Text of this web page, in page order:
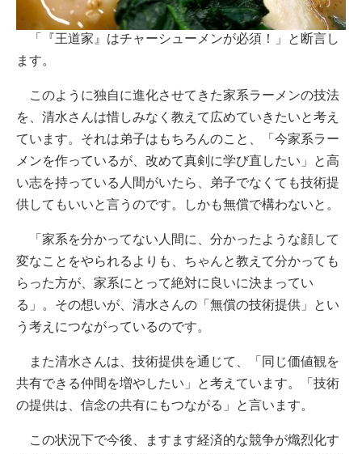
「『王道家』はチャーシューメンが必須！」と断言し
ます。
このように独自に進化させてきた家系ラーメンの技法
を、清水さんは惜しみなく教えて広めていきたいと考え
ています。それは弟子はもちろんのこと、「今家系ラー
メンを作っているが、改めて真剣に学び直したい」と高
い志を持っている人間がいたら、弟子でなくても技術提
供してもいいと言うのです。しかも無償で構わないと。
「家系を分かってない人間に、分かったような顔して
変なことをやられるよりも、ちゃんと教えて分かっても
らった方が、家系にとって絶対に良いに決まってい
る」。その想いが、清水さんの「無償の技術提供」とい
う考えにつながっているのです。
また清水さんは、技術提供を通じて、「同じ価値観を
共有できる仲間を増やしたい」と考えています。「技術
の提供は、信念の共有にもつながる」と言います。
この状況下で今後、ますます経済的な競争が熾烈化す